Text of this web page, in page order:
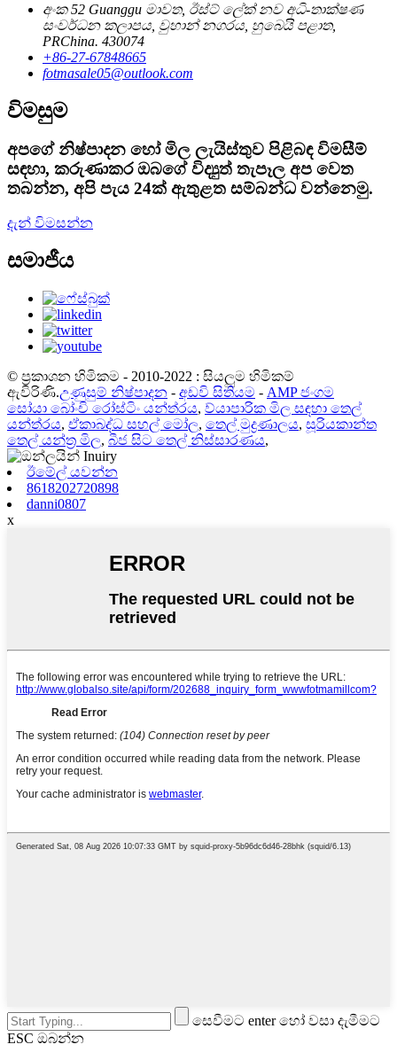
අංක 52 Guanggu මාවත, ඊස්ට් ලේක් නව අධි-තාක්ෂණ
සංවර්ධන කලාපය, වුහාන් නගරය, හුබෙයි පළාත,
PRChina. 430074
+86-27-67848665
fotmasale05@outlook.com
විමසුම
අපගේ නිෂ්පාදන හෝ මිල ලැයිස්තුව පිළිබඳ විමසීම්
සඳහා, කරුණාකර ඔබගේ විද්‍යුත් තැපෑල අප වෙත
තබන්න, අපි පැය 24ක් ඇතුළත සම්බන්ධ වන්නෙමු.
දැන් විමසන්න
සමාජීය
© ප්‍රකාශන හිමිකම - 2010-2022 : සියලුම හිමිකම්
ඇවිරිණි.උණුසුම් නිෂ්පාදන - අඩවි සිතියම - AMP ජංගම
සෝයා බෝංචි රෝස්ටිං යන්ත්රය, ව්යාපාරික මිල සඳහා තෙල්
යන්ත්රය, ඒකාබද්ධ සහල් මෝල, තෙල් මුද්‍රණාලය, සූරියකාන්ත
තෙල් යන්ත්‍ර මිල, බීජ සිට තෙල් නිස්සාරණය,
ඊමේල් යවන්න
8618202720898
danni0807
x
සෙවීමට enter හෝ වසා දැමීමට
ESC ඔබන්න